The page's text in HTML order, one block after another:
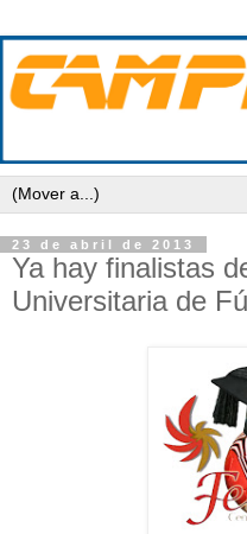
23 de abril de 2013
Ya hay finalistas
Universitaria de